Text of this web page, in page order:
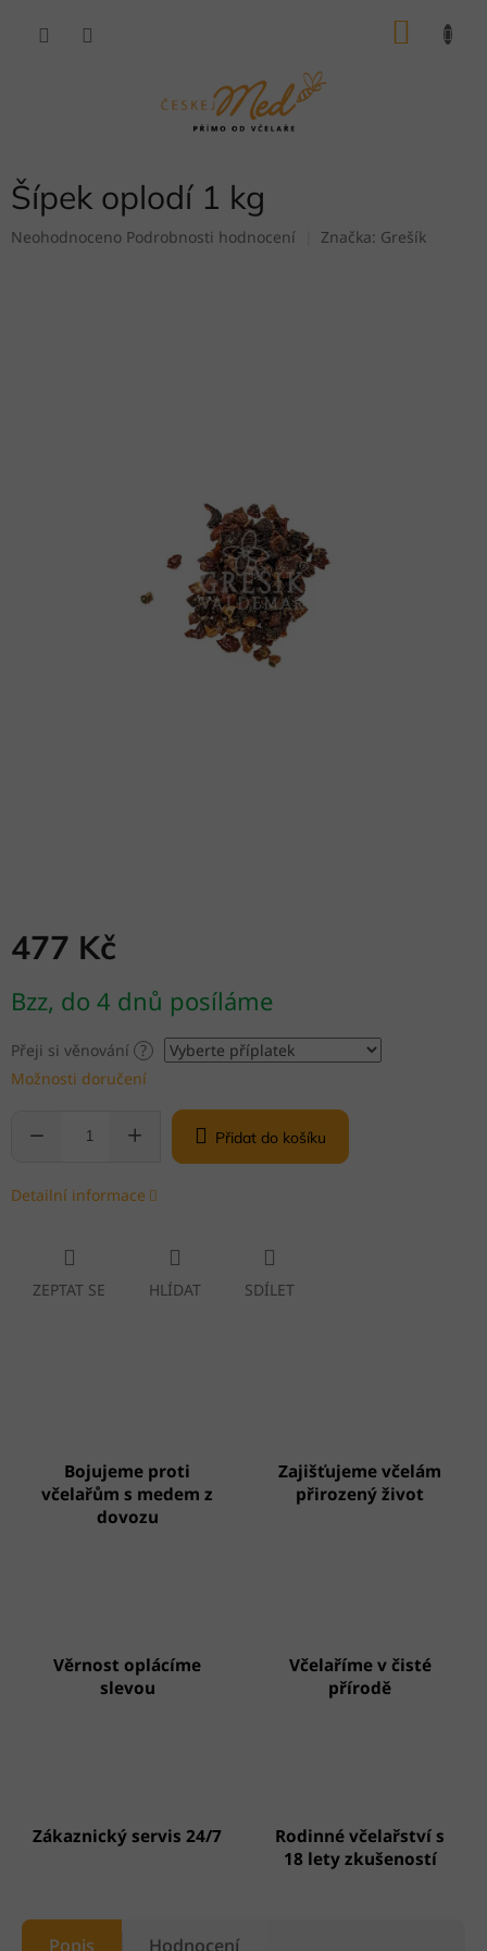
Šípek oplodí 1 kg
Průměrné
Neohodnoceno Podrobnosti hodnocení Značka: Grešík
477 Kč
cena:
Bzz, do 4 dnů posíláme
Přeji si věnování ?
Možnosti doručení
Přidat do košíku
Detailní informace
ZEPTAT SE HLÍDAT SDÍLET
Bojujeme proti
včelařům s medem z
dovozu
Zajišťujeme včelám
přirozený život
Věrnost oplácíme
slevou
Včelaříme v čisté
přírodě
Zákaznický servis 24/7
Rodinné včelařství s
18 lety zkušeností
Popis Hodnocení